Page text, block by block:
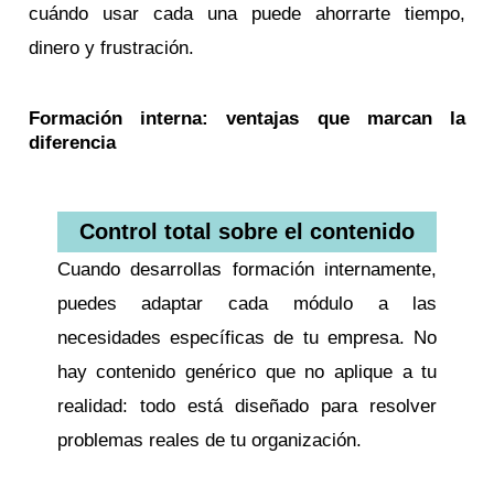
cuándo usar cada una puede ahorrarte tiempo,
dinero y frustración.
Formación interna: ventajas que marcan la
diferencia
Control total sobre el contenido
Cuando desarrollas formación internamente,
puedes adaptar cada módulo a las
necesidades específicas de tu empresa. No
hay contenido genérico que no aplique a tu
realidad: todo está diseñado para resolver
problemas reales de tu organización.